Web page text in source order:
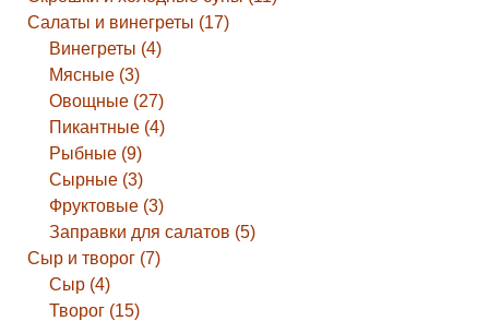
Салаты и винегреты (17)
Винегреты (4)
Мясные (3)
Овощные (27)
Пикантные (4)
Рыбные (9)
Сырные (3)
Фруктовые (3)
Заправки для салатов (5)
Сыр и творог (7)
Сыр (4)
Творог (15)